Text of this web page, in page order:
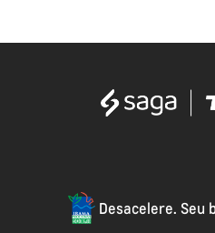
Desacelere. Seu